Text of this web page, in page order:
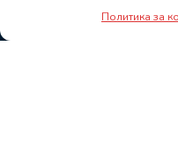
Политика за